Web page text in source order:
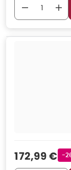
172,99 € -